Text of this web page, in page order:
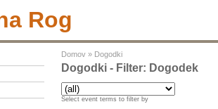
Rog
Domov » Dogodki
Dogodki - Filter: Dogodek
Select event terms to filter by